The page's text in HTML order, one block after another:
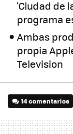
'Ciudad de
programa
Ambas
propia
Television
14 comentarios